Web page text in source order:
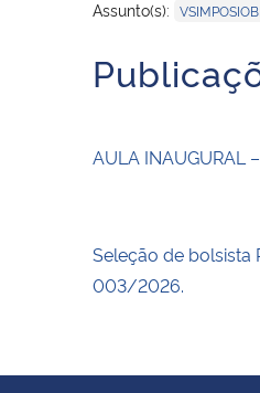
Assunto(s):
AULA INAUGURAL
Seleção de bolsista
003/2026.